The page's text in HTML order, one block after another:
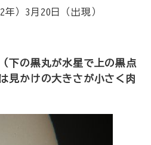
年）3月20日（出現）
下の黒丸が水星で上の黒点
見かけの大きさが小さく肉